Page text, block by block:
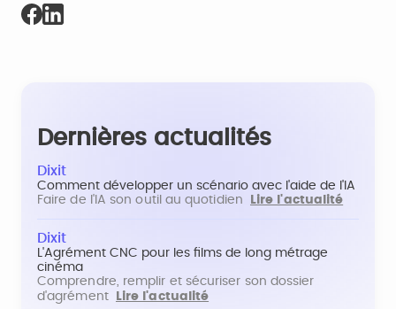
Dernières actualités
Dixit
Comment développer un scénario avec l'aide de l'IA
Faire de l'IA son outil au quotidien
Lire l'actualité
Dixit
L'Agrément CNC pour les films de long métrage
cinéma
Comprendre, remplir et sécuriser son dossier
d'agrément
Lire l'actualité